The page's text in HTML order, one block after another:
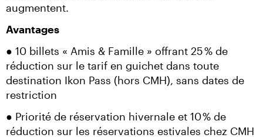
augmentent.
Avantages
● 10 billets « Amis & Famille » offrant 25 % de
réduction sur le tarif en guichet dans toute
destination Ikon Pass (hors CMH), sans dates de
restriction
● Priorité de réservation hivernale et 10 % de
réduction sur les réservations estivales chez CMH